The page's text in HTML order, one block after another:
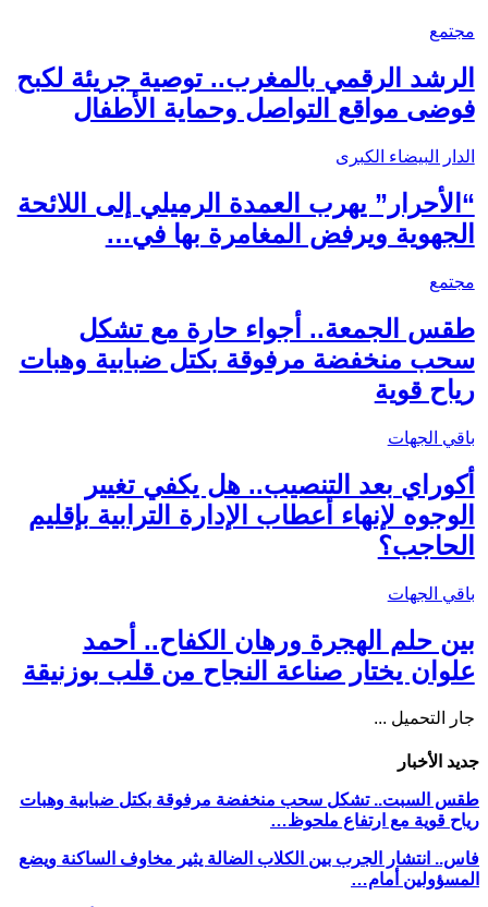
مجتمع
الرشد الرقمي بالمغرب.. توصية جريئة لكبح
فوضى مواقع التواصل وحماية الأطفال
الدار البيضاء الكبرى
“الأحرار” يهرب العمدة الرميلي إلى اللائحة
الجهوية ويرفض المغامرة بها في…
مجتمع
طقس الجمعة.. أجواء حارة مع تشكل
سحب منخفضة مرفوقة بكتل ضبابية وهبات
رياح قوية
باقي الجهات
أكوراي بعد التنصيب.. هل يكفي تغيير
الوجوه لإنهاء أعطاب الإدارة الترابية بإقليم
الحاجب؟
باقي الجهات
بين حلم الهجرة ورهان الكفاح.. أحمد
علوان يختار صناعة النجاح من قلب بوزنيقة
جار التحميل ...
جديد الأخبار
طقس السبت.. تشكل سحب منخفضة مرفوقة بكتل ضبابية وهبات
رياح قوية مع ارتفاع ملحوظ…
فاس.. انتشار الجرب بين الكلاب الضالة يثير مخاوف الساكنة ويضع
المسؤولين أمام…